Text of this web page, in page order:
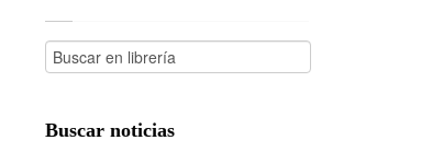
Buscar noticias